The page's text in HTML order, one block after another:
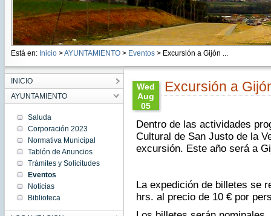
Está en: Inicio >AYUNTAMIENTO> Eventos> Excursión a Gijón ...
INICIO
AYUNTAMIENTO
Saluda
Corporación 2023
Normativa Municipal
Tablón de Anuncios
Trámites y Solicitudes
Eventos
Noticias
Biblioteca
Wed
Aug
05
CEST
2015
Aug 05
05
06:45:00
CEST
Excursión a
Dentro de las actividades
Cultural de San Justo de la
excursión. Este año será a
La expedición de billetes se
hrs. al precio de 10 € por